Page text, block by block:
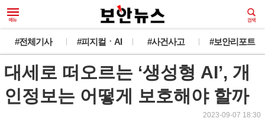
#전체기사 #피지컬ㆍAI #사건사고 #보안리포트
대세로 떠오르는 ‘생성형 AI’, 개
인정보는 어떻게 보호해야 할까
2023-09-07 18:30